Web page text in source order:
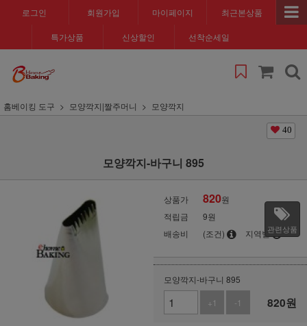
로그인 회원가입 마이페이지 최근본상품
특가상품 신상할인 선착순세일
홈베이킹 도구 모양깍지|짤주머니 모양깍지
40
모양깍지-바구니 895
상품가 820원
적립금
9원
배송비
(조건) 지역별관련상품
모양깍지-바구니 895
+1
-1 820원